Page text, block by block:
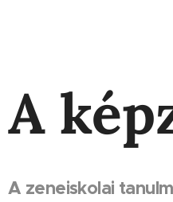
A
A zeneiskolai